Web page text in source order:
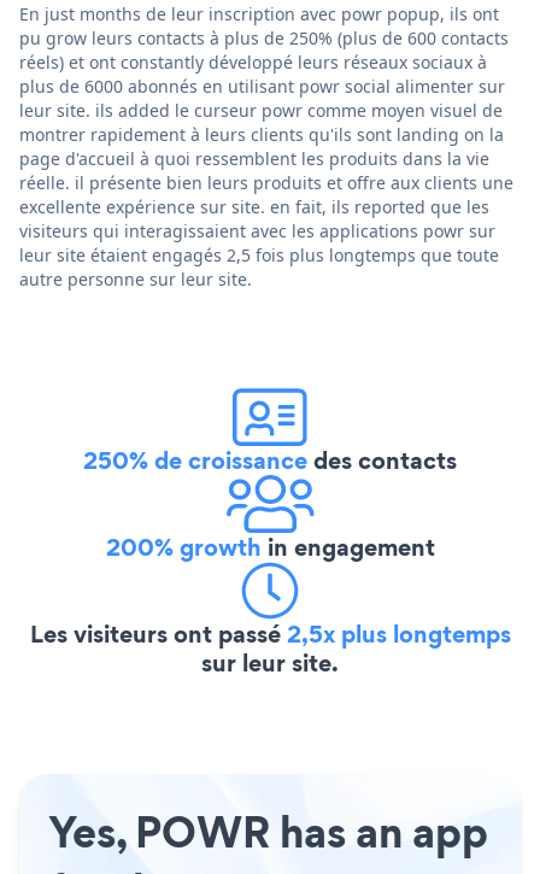
En just months de leur inscription avec powr popup, ils ont
pu grow leurs contacts à plus de 250% (plus de 600 contacts
réels) et ont constantly développé leurs réseaux sociaux à
plus de 6000 abonnés en utilisant powr social alimenter sur
leur site. ils added le curseur powr comme moyen visuel de
montrer rapidement à leurs clients qu'ils sont landing on la
page d'accueil à quoi ressemblent les produits dans la vie
réelle. il présente bien leurs produits et offre aux clients une
excellente expérience sur site. en fait, ils reported que les
visiteurs qui interagissaient avec les applications powr sur
leur site étaient engagés 2,5 fois plus longtemps que toute
autre personne sur leur site.
250% de croissancedes contacts
200% growth in engagement
Les visiteurs ont passé2,5x plus longtemps
sur leur site.
Yes, POWR has an app